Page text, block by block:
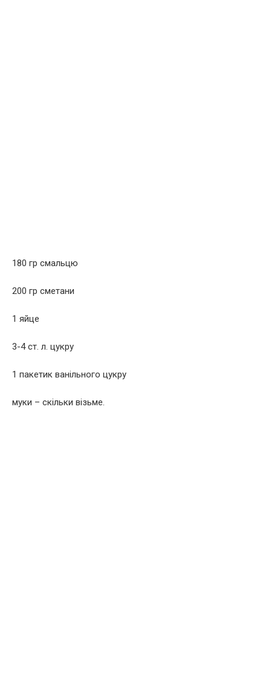
180 гр смальцю
200 гр сметани
1 яйце
3-4 ст. л. цукру
1 пакетик ванільного цукру
муки – скільки візьме.